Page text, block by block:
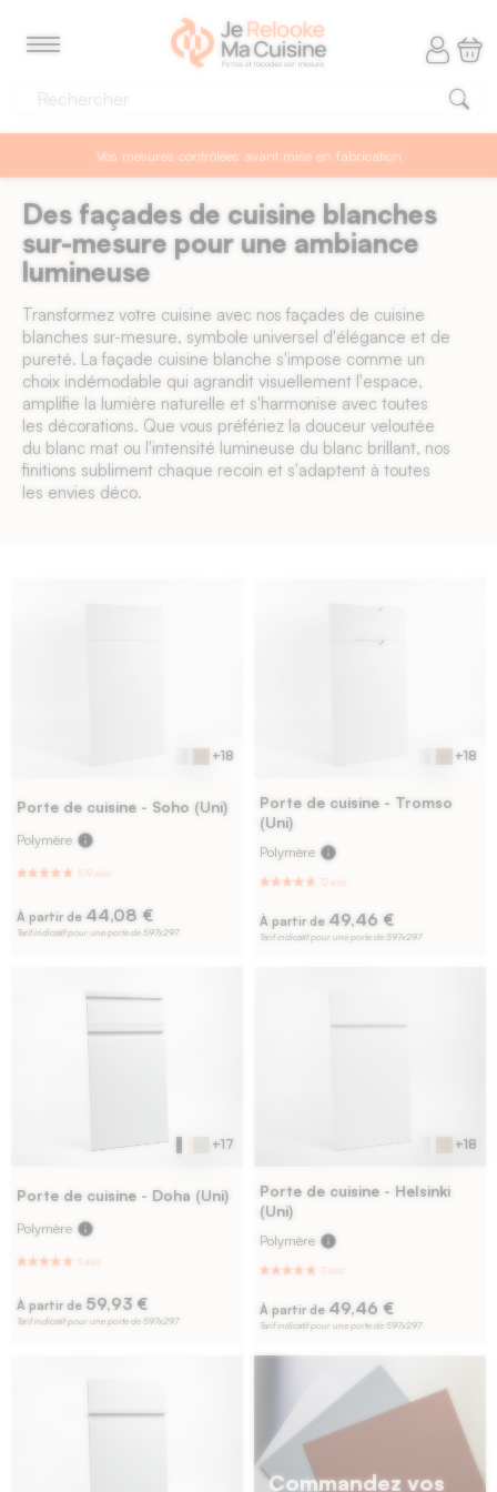
Vos mesures contrôlées avant mise en fabrication
Des façades de cuisine blanches
sur-mesure pour une ambiance
lumineuse
Transformez votre cuisine avec nos façades de cuisine
blanches sur-mesure, symbole universel d'élégance et de
pureté. La façade cuisine blanche s'impose comme un
choix indémodable qui agrandit visuellement l'espace,
amplifie la lumière naturelle et s'harmonise avec toutes
les décorations. Que vous préfériez la douceur veloutée
du blanc mat ou l'intensité lumineuse du blanc brillant, nos
finitions subliment chaque recoin et s'adaptent à toutes
les envies déco.
Porte de cuisine - Soho (Uni)
Polymère info
À partir de 44,08 €
Tarif indicatif pour une porte de 597x297
+18
Porte de cuisine - Tromso
(Uni)
Polymère info
À partir de 49,46 €
Tarif indicatif pour une porte de 597x297
+18
Porte de cuisine - Doha (Uni)
Polymère info
À partir de 59,93 €
Tarif indicatif pour une porte de 597x297
+17
Porte de cuisine - Helsinki
(Uni)
Polymère info
À partir de 49,46 €
Tarif indicatif pour une porte de 597x297
+18
Commandez vos